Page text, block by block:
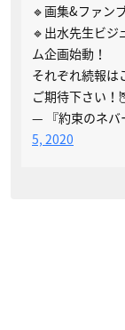
🔹画集&ファン
🔹出水先生ビ
ム企画始動！
それぞれ続報は
ご期待下さい！
— 『約束のネバ
5, 2020